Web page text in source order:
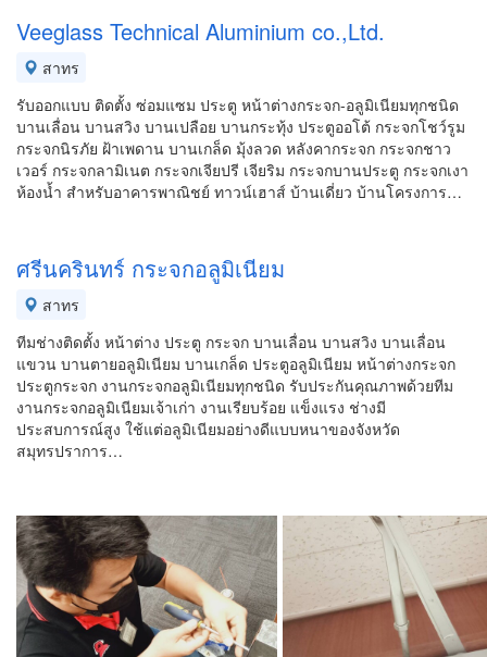
Veeglass Technical Aluminium co.,Ltd.
สาทร
รับออกแบบ ติดตั้ง ซ่อมแซม ประตู หน้าต่างกระจก-อลูมิเนียมทุกชนิด
บานเลื่อน บานสวิง บานเปลือย บานกระทุ้ง ประตูออโต้ กระจกโชว์รูม
กระจกนิรภัย ฝ้าเพดาน บานเกล็ด มุ้งลวด หลังคากระจก กระจกชาว
เวอร์ กระจกลามิเนต กระจกเจียปรี เจียริม กระจกบานประตู กระจกเงา
ห้องน้ำ สำหรับอาคารพาณิชย์ ทาวน์เฮาส์ บ้านเดี่ยว บ้านโครงการ…
ศรีนครินทร์ กระจกอลูมิเนียม
สาทร
ทีมช่างติดตั้ง หน้าต่าง ประตู กระจก บานเลื่อน บานสวิง บานเลื่อน
แขวน บานตายอลูมิเนียม บานเกล็ด ประตูอลูมิเนียม หน้าต่างกระจก
ประตูกระจก งานกระจกอลูมิเนียมทุกชนิด รับประกันคุณภาพด้วยทีม
งานกระจกอลูมิเนียมเจ้าเก่า งานเรียบร้อย แข็งแรง ช่างมี
ประสบการณ์สูง ใช้แต่อลูมิเนียมอย่างดีแบบหนาของจังหวัด
สมุทรปราการ…